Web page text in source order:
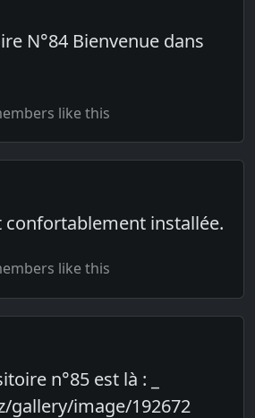
N°84 Bienvenue dans
like this
confortablement installée.
like this
n°85 est là : _
gallery/image/192672